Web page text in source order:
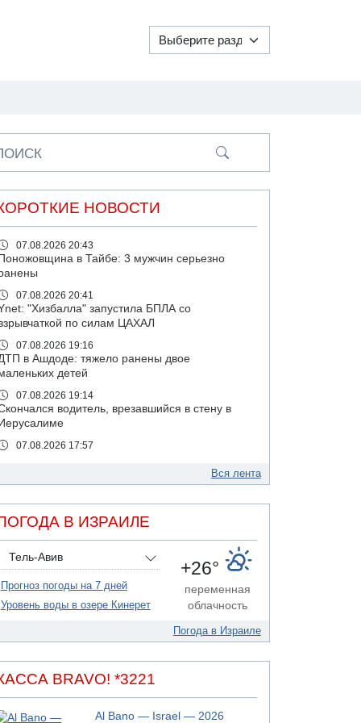
НОВОСТИ
07.08.2026 20:43
Поножовщина в Тайбе: 3 мужчин серьезно
07.08.2026 20:41
"Хизбалла" запустила БПЛА со
по силам ЦАХАЛ
07.08.2026 19:16
в Ашдоде: тяжело ранены двое
детей
07.08.2026 19:14
водитель, врезавшийся в стену в
Иерусалиме
07.08.2026 17:57
подозреваемого в коррупционных
с Йоавом Элиаси
07.08.2026 17:51
БАГАЦ отказался заморозить лишение
налоговых льгот для уклонистов-харедим
07.08.2026 17:48
В Иерусалиме водитель врезался в забор и
07.08.2026 13:47
армия сообщила о ранении
Вся лента
В ИЗРАИЛЕ
Тель-Авив
Прогноз погоды на 7 дней
Уровень воды в озере Кинерет
+26°
переменная
облачность
Погода в Израиле
BRAVO! *3221
Al Bano — Israel — 2026